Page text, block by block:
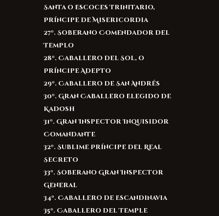
Santa o Escoces Trinitario,
Príncipe de Misericordia
27º. Soberano Comendador del
Templo
28º. Caballero del Sol, o
Príncipe Adepto
29º. Caballero de San Andrés
30º. Gran Caballero Elegido de
Kadosh
31º. Gran Inspector Inquisidor
Comandante
32º. Sublime Príncipe del Real
Secreto
33º. Soberano Gran Inspector
General
34º. Caballero de Escandinavia
35º. Caballero del Temple